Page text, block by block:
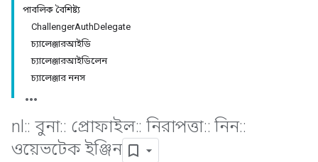
পাবলিক বৈশিষ্ট্য
ChallengerAuthDelegate
চ্যালেঞ্জারআইডি
চ্যালেঞ্জারআইডিলেন
চ্যালেঞ্জার ননস
nl :: বুনা:: প্রোফাইল:: নিরাপত্তা:: নিন::
ওয়েভটেক ইঞ্জিন